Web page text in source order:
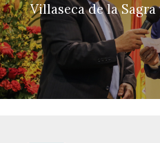
Villaseca de la